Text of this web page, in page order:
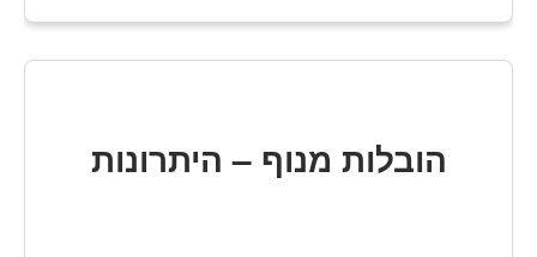
הובלות מנוף – היתרונות